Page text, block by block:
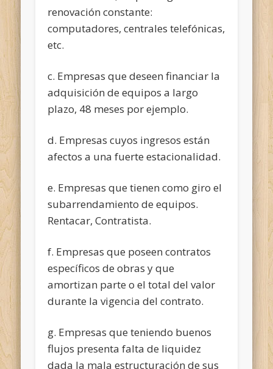
renovación constante:
computadores, centrales telefónicas,
etc.
c. Empresas que deseen financiar la
adquisición de equipos a largo
plazo, 48 meses por ejemplo.
d. Empresas cuyos ingresos están
afectos a una fuerte estacionalidad.
e. Empresas que tienen como giro el
subarrendamiento de equipos.
Rentacar, Contratista.
f. Empresas que poseen contratos
específicos de obras y que
amortizan parte o el total del valor
durante la vigencia del contrato.
g. Empresas que teniendo buenos
flujos presenta falta de liquidez
dada la mala estructuración de sus